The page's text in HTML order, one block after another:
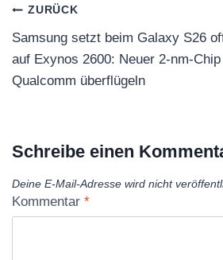
Beitragsnavigation
ZURÜCK
Samsung setzt beim Galaxy S26
auf Exynos 2600: Neuer 2-nm-
Qualcomm überflügeln
Schreibe einen
Deine E-Mail-Adresse wird nicht
Kommentar *